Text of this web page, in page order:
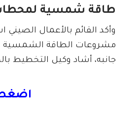
طاقة شمسية لمحطات
وأكد القائم بالأعمال
مشروعات الطاقة
جانبه، أشاد وكيل التخطيط
اضغط